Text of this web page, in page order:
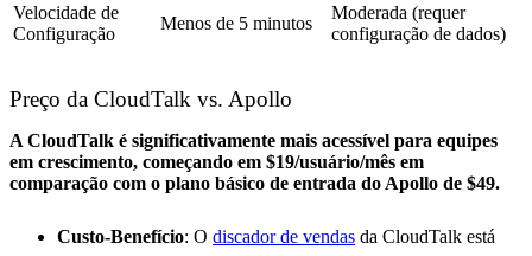
Velocidade de
Configuração
Menos de 5 minutos
Moderada (requer
configuração de dados)
Preço da CloudTalk vs. Apollo
A CloudTalk é significativamente mais acessível para equipes
em crescimento, começando em $19/usuário/mês em
comparação com o plano básico de entrada do Apollo de $49.
Custo-Benefício: O discador de vendas da CloudTalk está